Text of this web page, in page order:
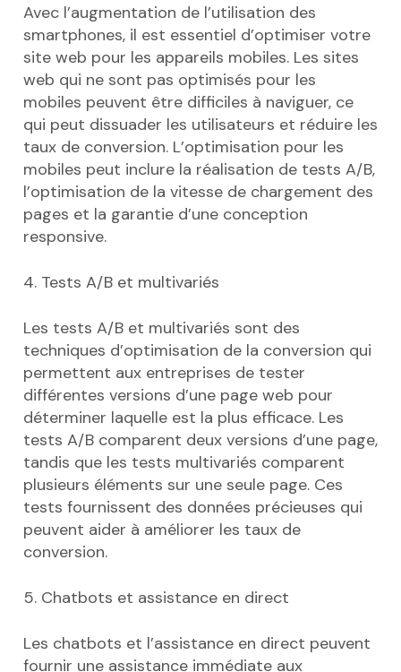
Avec l’augmentation de l’utilisation des
smartphones, il est essentiel d’optimiser votre
site web pour les appareils mobiles. Les sites
web qui ne sont pas optimisés pour les
mobiles peuvent être difficiles à naviguer, ce
qui peut dissuader les utilisateurs et réduire les
taux de conversion. L’optimisation pour les
mobiles peut inclure la réalisation de tests A/B,
l’optimisation de la vitesse de chargement des
pages et la garantie d’une conception
responsive.
4. Tests A/B et multivariés
Les tests A/B et multivariés sont des
techniques d’optimisation de la conversion qui
permettent aux entreprises de tester
différentes versions d’une page web pour
déterminer laquelle est la plus efficace. Les
tests A/B comparent deux versions d’une page,
tandis que les tests multivariés comparent
plusieurs éléments sur une seule page. Ces
tests fournissent des données précieuses qui
peuvent aider à améliorer les taux de
conversion.
5. Chatbots et assistance en direct
Les chatbots et l’assistance en direct peuvent
fournir une assistance immédiate aux